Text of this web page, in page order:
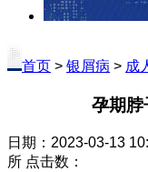
首页 > 银屑病 > 成
孕期脖
日期：2023-03-13
所 点击数：